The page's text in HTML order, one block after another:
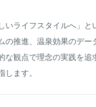
いライフスタイルへ」と
推進、温泉効果のデー
な観点で理念の実践を追
ます。